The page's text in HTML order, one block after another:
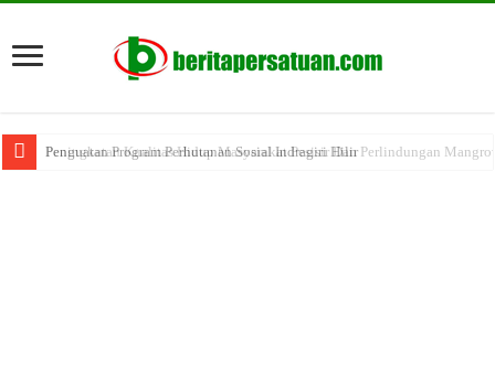
Penguatan Program Perhutanan Sosial Indragiri Hilir